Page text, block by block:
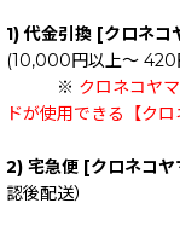
1) 代金引換 [クロネコ
(10,000円以上～
※ クロネコヤ
ドが使用できる【ク
2) 宅急便 [クロネコヤ
認後配送）